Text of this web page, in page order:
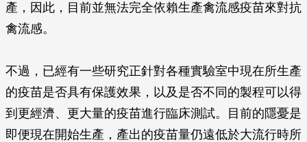
產，因此，目前並無法完全依賴生產禽流感疫苗來對抗
禽流感。
不過，已經有一些研究正針對各種實驗室中現在所生產
的疫苗是否具有保護效果，以及是否不同的製程可以得
到更經濟、更大量的疫苗進行臨床測試。目前的隱憂是
即便現在開始生產，產出的疫苗量仍遠低於大流行時所